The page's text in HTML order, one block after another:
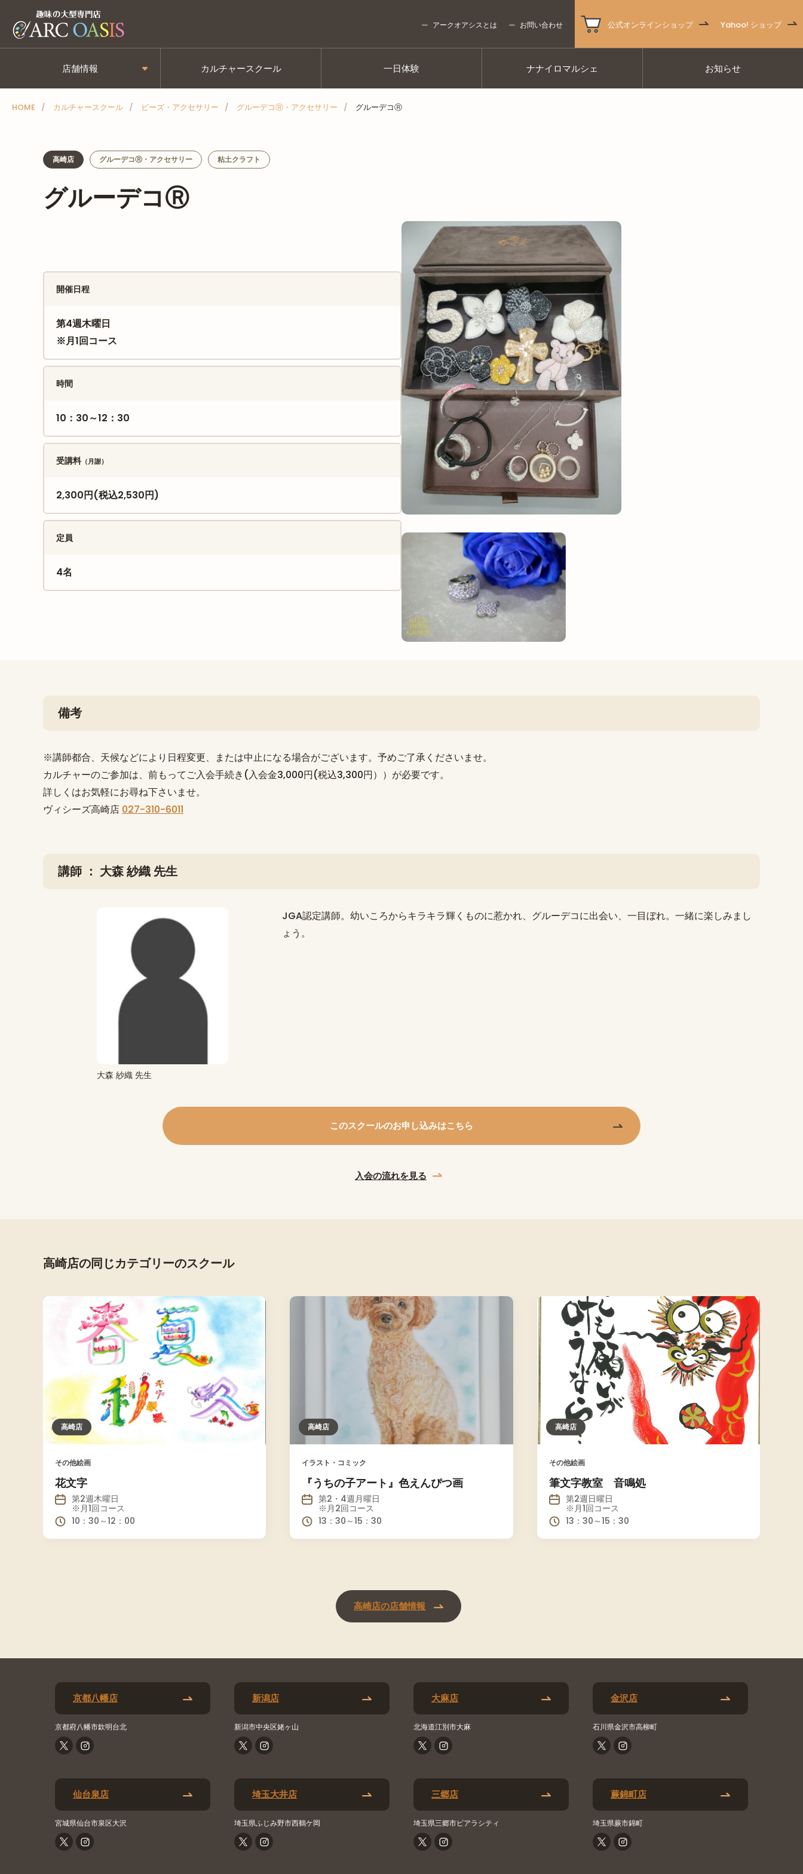
アークオアシスとは お問い合わせ 公式オンラインショップ Yahoo! ショップ
店舗情報 カルチャースクール 一日体験 ナナイロマルシェ お知らせ
HOME カルチャースクール ビーズ・アクセサリー グルーデコⓇ・アクセサリー グルーデコⓇ
高崎店 グルーデコⓇ・アクセサリー 粘土クラフト
グルーデコⓇ
開催日程
第4週木曜日
※月1回コース
時間
10：30～12：30
受講料（月謝）
2,300円(税込2,530円)
定員
4名
備考
※講師都合、天候などにより日程変更、または中止になる場合がございます。予めご了承くださいませ。
カルチャーのご参加は、前もってご入会手続き(入会金3,000円(税込3,300円））が必要です。
詳しくはお気軽にお尋ね下さいませ。
ヴィシーズ高崎店 027-310-6011
講師 ： 大森 紗織 先生
大森 紗織 先生
JGA認定講師。幼いころからキラキラ輝くものに惹かれ、グルーデコに出会い、一目ぼれ。一緒に楽しみまし
ょう。
このスクールのお申し込みはこちら
入会の流れを見る
高崎店の同じカテゴリーのスクール
高崎店
その他絵画
花文字
第2週木曜日
※月1回コース
10：30～12：00
高崎店
イラスト・コミック
『うちの子アート』色えんぴつ画
第2・4週月曜日
※月2回コース
13：30～15：30
高崎店
その他絵画
筆文字教室 音鳴処
第2週日曜日
※月1回コース
13：30～15：30
高崎店の店舗情報
京都八幡店
京都府八幡市欽明台北
新潟店
新潟市中央区姥ヶ山
大麻店
北海道江別市大麻
金沢店
石川県金沢市高柳町
仙台泉店
宮城県仙台市泉区大沢
埼玉大井店
埼玉県ふじみ野市西鶴ケ岡
三郷店
埼玉県三郷市ピアラシティ
蕨錦町店
埼玉県蕨市錦町